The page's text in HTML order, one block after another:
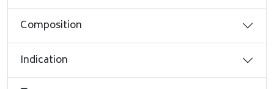
Composition
Indication